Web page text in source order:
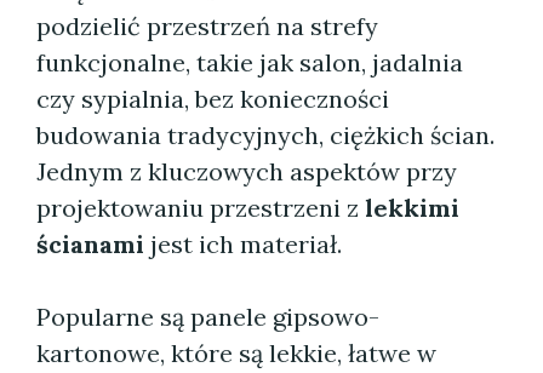
podzielić przestrzeń na strefy
funkcjonalne, takie jak salon, jadalnia
czy sypialnia, bez konieczności
budowania tradycyjnych, ciężkich ścian.
Jednym z kluczowych aspektów przy
projektowaniu przestrzeni z lekkimi
ścianami jest ich materiał.
Popularne są panele gipsowo-
kartonowe, które są lekkie, łatwe w